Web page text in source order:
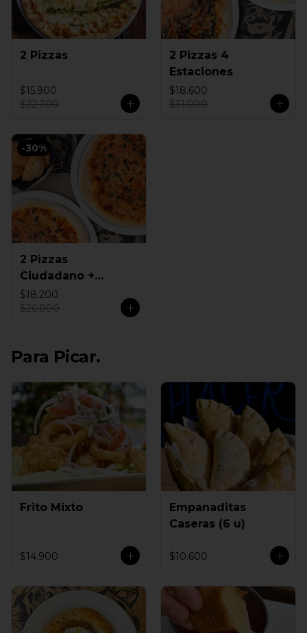
2 Pizzas
$15.900
$22.700
2 Pizzas 4
Estaciones
$18.600
$31.000
-30%
2 Pizzas
Ciudadano +
Empanadas
$18.200
$26.000
Para Picar.
Frito Mixto
$14.900
Empanaditas
Caseras (6 u)
$10.600